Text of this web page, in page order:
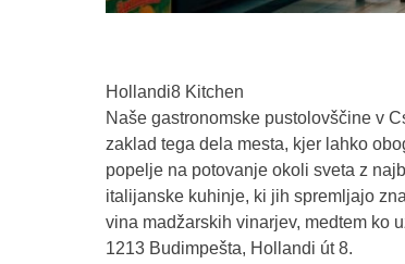
Hollandi8 Kitchen
Naše gastronomske pustolovščine v
zaklad tega dela mesta, kjer lahko
popelje na potovanje okoli sveta z
italijanske kuhinje, ki jih spremljajo
vina madžarskih vinarjev, medtem ko
1213 Budimpešta, Hollandi út 8.